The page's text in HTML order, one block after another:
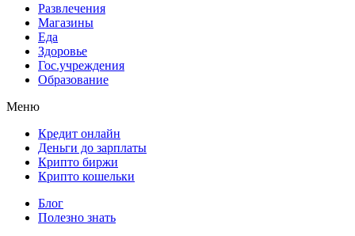
Развлечения
Магазины
Еда
Здоровье
Гос.учреждения
Образование
Меню
Кредит онлайн
Деньги до зарплаты
Крипто биржи
Крипто кошельки
Блог
Полезно знать